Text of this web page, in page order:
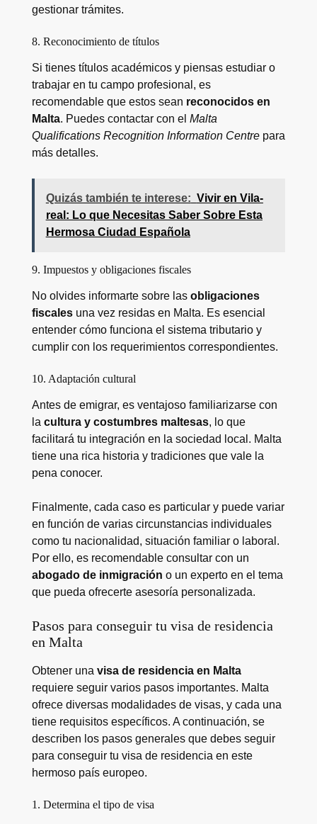
gestionar trámites.
8. Reconocimiento de títulos
Si tienes títulos académicos y piensas estudiar o
trabajar en tu campo profesional, es
recomendable que estos sean reconocidos en
Malta. Puedes contactar con el Malta
Qualifications Recognition Information Centrepara
más detalles.
Quizás también te interese: Vivir en Vila-
real: Lo que Necesitas Saber Sobre Esta
Hermosa Ciudad Española
9. Impuestos y obligaciones fiscales
No olvides informarte sobre las obligaciones
fiscalesuna vez residas en Malta. Es esencial
entender cómo funciona el sistema tributario y
cumplir con los requerimientos correspondientes.
10. Adaptación cultural
Antes de emigrar, es ventajoso familiarizarse con
la cultura y costumbres maltesas, lo que
facilitará tu integración en la sociedad local. Malta
tiene una rica historia y tradiciones que vale la
pena conocer.
Finalmente, cada caso es particular y puede variar
en función de varias circunstancias individuales
como tu nacionalidad, situación familiar o laboral.
Por ello, es recomendable consultar con un
abogado de inmigración o un experto en el tema
que pueda ofrecerte asesoría personalizada.
Pasos para conseguir tu visa de residencia
en Malta
Obtener una visa de residencia en Malta
requiere seguir varios pasos importantes. Malta
ofrece diversas modalidades de visas, y cada una
tiene requisitos específicos. A continuación, se
describen los pasos generales que debes seguir
para conseguir tu visa de residencia en este
hermoso país europeo.
1. Determina el tipo de visa